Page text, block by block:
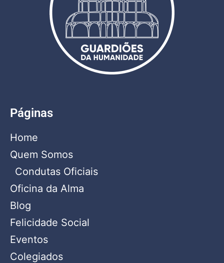
Páginas
Home
Quem Somos
Condutas Oficiais
Oficina da Alma
Blog
Felicidade Social
Eventos
Colegiados